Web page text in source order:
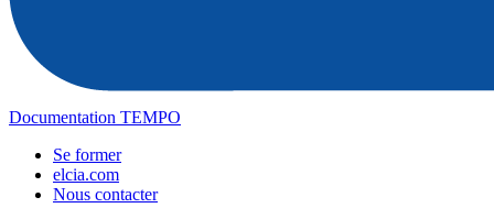
Documentation TEMPO
Se former
elcia.com
Nous contacter